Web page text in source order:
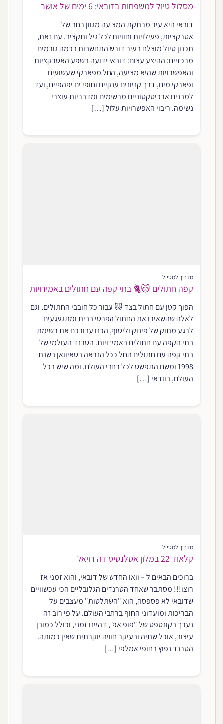
מסלול טיול למשפחות בדובאי: 6 ימים של אושר
דובאי היא עיר מרתקת המציעה מגוון רחב של
אטרקציות, פעילויות וחוויות לכל גיל ותקציב. עם זאת,
תכנון טיול מוצלח בעיר דורש התחשבות בכמה גורמים
מרכזיים: ההיצע עצום: דובאי ידועה בשפע האטרקציות
והאפשרויות שהיא מציעה, החל מפארקי שעשועים
ופארקי מים, דרך קניונים ענקיים וחופי ים יפהפיים, ועד
למבנים ארכיטקטוניים מרשימים ומדבריות עוצרי
נשימה. ריבוי האפשרויות עלול […]
מדריך למטייל
קפה חתולים 🐱🐈 בתי קפה עם חתולים באמירויות
הפוך קטן עם חתול בצד 😼 עבור כל חובבי החתולים, וגם
לאלה שהשאירו את החתול הפרטי בבית ומתגעגעים
לרגע מתוק של פינוק וליטוף, הכנו עבורכם את רשימת
בתי הקפה עם חתולים באמירויות. הטרנד העולמי של
בתי קפה עם חתולים החל ככל הנראה בטאיוואן בשנת
1998 ומשם התפשט לכל רחבי העולם. ומה שיש בכל
העולם, בוודאי […]
מדריך למטייל
קלאוד 22 במלון אטלנטיס דה רויאל
ברוכים הבאים ל – וואו החדש של דובאי, והוא זמני אז
רוצו!!! מסתבר שאחד הטרנדים הגלובליים הכי עכשוויים
שדובאי לא פספסה, הוא "השתלטות" מעצבים על
הבריכות ומועדוני החוף ברחבי העולם. על פי רוב זה
נערך בקונספט של "פופ אפ", דהיינו זמני, וכולל כמובן
עיצוב, אוכל שתיה ובעיקר חוויה יוקרתית שאין כמותה.
הטרנד נפוץ בחופי אמלפי […]